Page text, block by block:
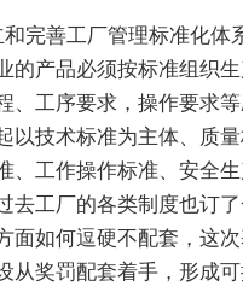
善工厂管理标准化体
的产品必须按标准组织
、工序要求，操作要求
以技术标准为主体、质
、工作操作标准、安全
去工厂的各类制度也订
面如何逗硬不配套，这
从奖罚配套着手，形成